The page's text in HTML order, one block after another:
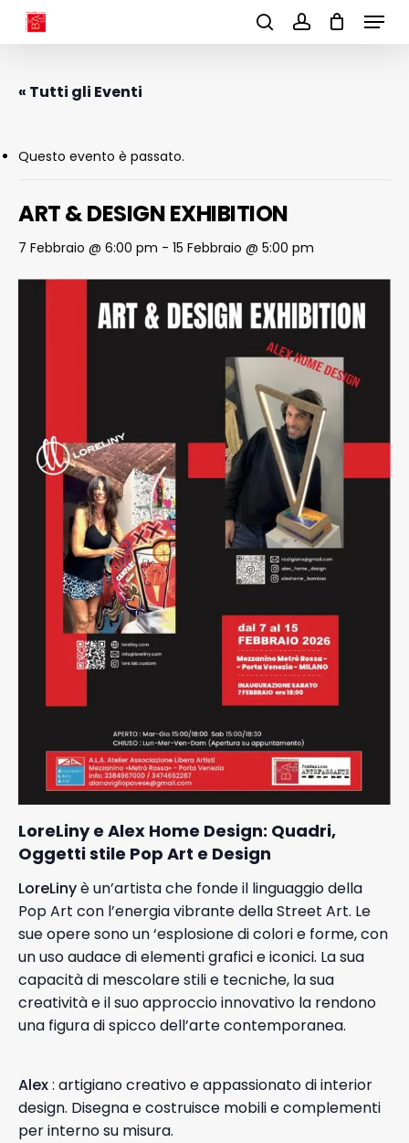
searchaccount
Menu
« Tutti gli Eventi
Questo evento è passato.
ART & DESIGN EXHIBITION
7 Febbraio @ 6:00 pm - 15 Febbraio @ 5:00 pm
LoreLiny e Alex Home Design: Quadri,
Oggetti stile Pop Art e Design
LoreLinyè un’artista che fonde il linguaggio della
Pop Art con l’energia vibrante della Street Art. Le
sue opere sono un ‘esplosione di colori e forme, con
un uso audace di elementi grafici e iconici. La sua
capacità di mescolare stili e tecniche, la sua
creatività e il suo approccio innovativo la rendono
una figura di spicco dell’arte contemporanea.
Alex: artigiano creativo e appassionato di interior
design. Disegna e costruisce mobili e complementi
per interno su misura.